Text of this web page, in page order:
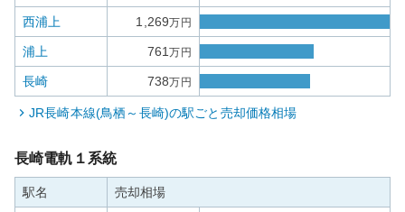
西浦上 1,269万円
浦上 761万円
長崎 738万円
JR長崎本線(鳥栖～長崎)の駅ごと売却価格相場
長崎電軌１系統
駅名 売却相場